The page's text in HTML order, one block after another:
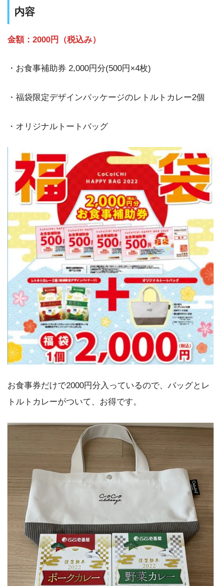
内容
金額：2000円（税込み）
・お食事補助券 2,000円分(500円×4枚)
・福袋限定デザインパッケージのレトルトカレー2個
・オリジナルトートバッグ
お食事券だけで2000円分入っているので、バッグとレ
トルトカレーがついて、お得です。